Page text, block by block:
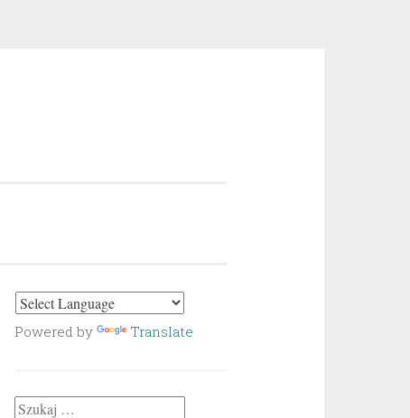
Powered by Translate
Szukaj: